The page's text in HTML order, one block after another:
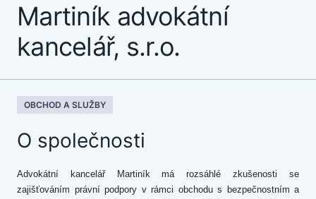
Martiník advokátní
kancelář, s.r.o.
OBCHOD A SLUŽBY
O společnosti
Advokátní kancelář Martiník má rozsáhlé zkušenosti se
zajišťováním právní podpory v rámci obchodu s bezpečnostním a